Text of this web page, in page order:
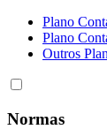
Plano
Plano
Outros
Normas